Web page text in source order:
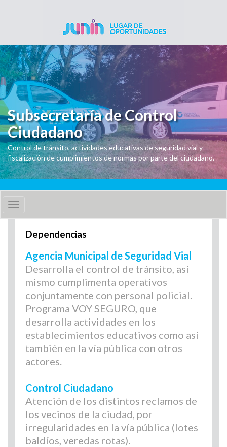
Subsecretaría de Control
Ciudadano
Control de tránsito, actividades educativas de seguridad vial y
fiscalización de cumplimientos de normas por parte del ciudadano.
Toggle
Dependencias
Agencia Municipal de Seguridad Vial
Desarrolla el control de tránsito, así
mismo cumplimenta operativos
conjuntamente con personal policial.
Programa VOY SEGURO, que
desarrolla actividades en los
establecimientos educativos como así
también en la vía pública con otros
actores.
Control Ciudadano
Atención de los distintos reclamos de
los vecinos de la ciudad, por
irregularidades en la vía pública (lotes
baldíos, veredas rotas).